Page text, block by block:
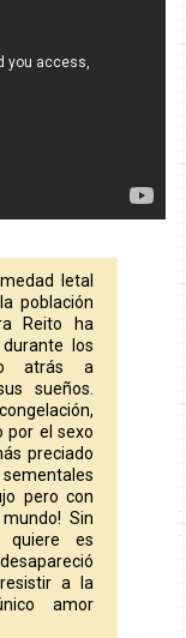
letal
población
Reito ha
los
atrás a
sueños.
por el sexo
preciado
pero con
Sin
quiere es
a la
amor